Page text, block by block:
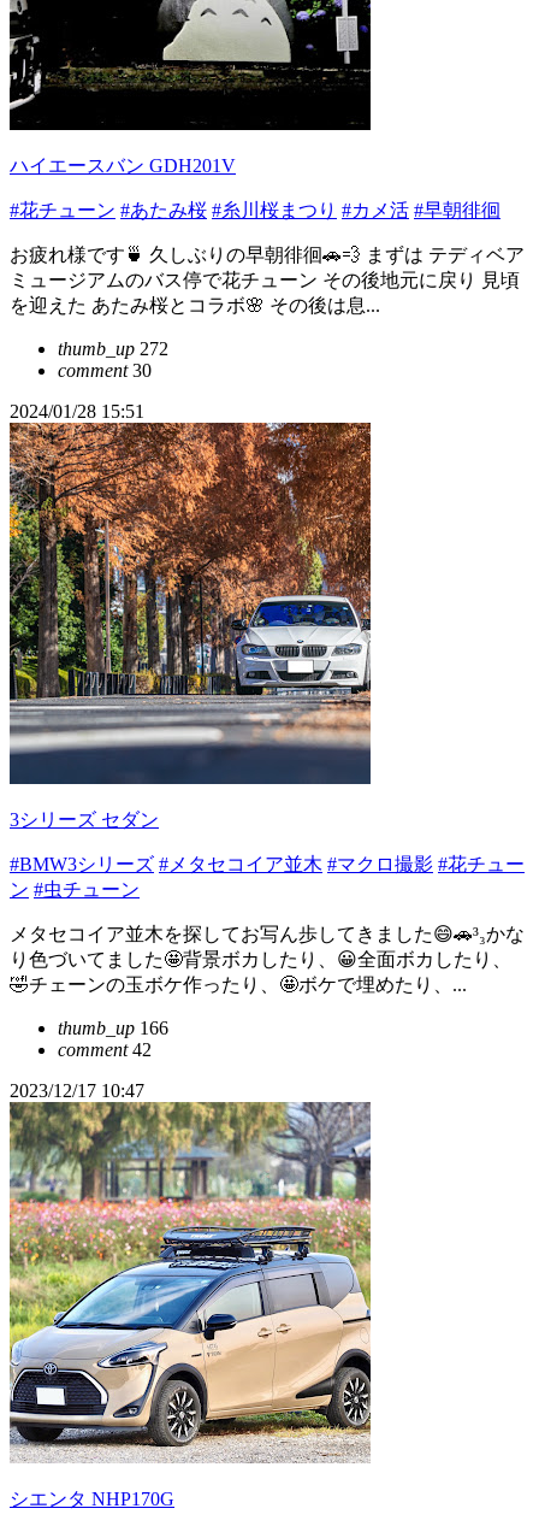
ハイエースバン GDH201V
#花チューン #あたみ桜 #糸川桜まつり #カメ活 #早朝徘徊
お疲れ様です🍵 久しぶりの早朝徘徊🚗💨 まずは テディベア
ミュージアムのバス停で花チューン その後地元に戻り 見頃
を迎えた あたみ桜とコラボ🌸 その後は息...
thumb_up 272
comment30
2024/01/28 15:51
3シリーズ セダン
#BMW3シリーズ #メタセコイア並木 #マクロ撮影 #花チュー
ン #虫チューン
メタセコイア並木を探してお写ん歩してきました😄🚗³₃かな
り色づいてました🤩背景ボカしたり、😀全面ボカしたり、
🤣チェーンの玉ボケ作ったり、🤩ボケで埋めたり、...
thumb_up 166
comment42
2023/12/17 10:47
シエンタ NHP170G